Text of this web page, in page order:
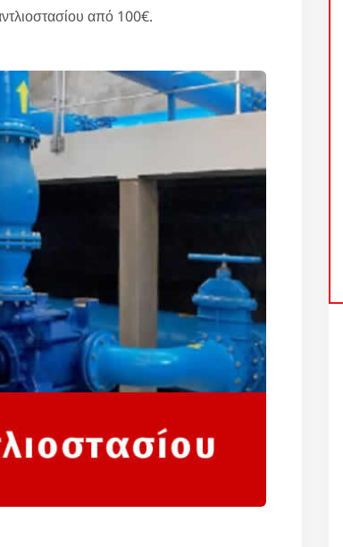
από 100€.